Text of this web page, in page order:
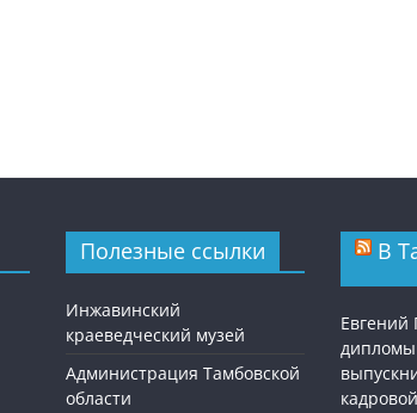
Полезные ссылки
Инжавинский
краеведческий музей
Администрация Тамбовской
области
В